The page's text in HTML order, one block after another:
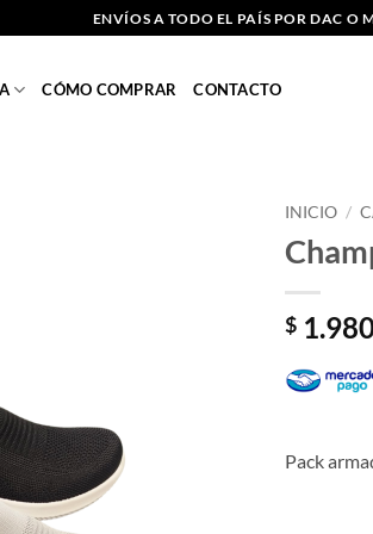
ENVÍOS A TODO EL PAÍS POR DAC O
CÓMO COMPRAR CONTACTO
INICIO /
$
Pack